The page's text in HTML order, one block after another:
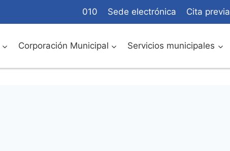
010 Sede electrónica Cita previa
Corporación Municipal Servicios municipales